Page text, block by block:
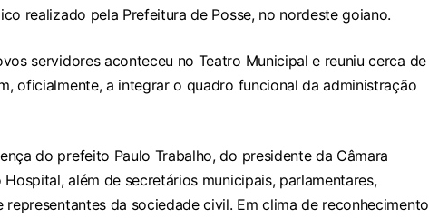
realizado pela Prefeitura de Posse, no nordeste goiano.
servidores aconteceu no Teatro Municipal e reuniu cerca de
oficialmente, a integrar o quadro funcional da administração
do prefeito Paulo Trabalho, do presidente da Câmara
além de secretários municipais, parlamentares,
da sociedade civil. Em clima de reconhecimento